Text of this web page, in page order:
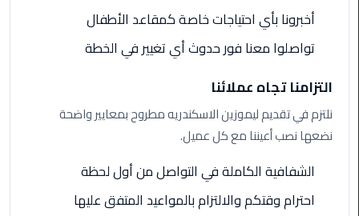
ليموزين
القاهرة
أسعار
ليموزين
الشيخ
أخبرونا بأي احتياجات خاصة كمقاعد الأطفال
تواصلوا معنا فور حدوث أي تغيير في الخطة
التزامنا تجاه عملائنا
نلتزم في تقديم ليموزين الاسكندريه مطروح بمعايير واضحة
نضعها نصب أعيننا مع كل عميل.
الشفافية الكاملة في التواصل من أول لحظة
احترام وقتكم والالتزام بالمواعيد المتفق عليها